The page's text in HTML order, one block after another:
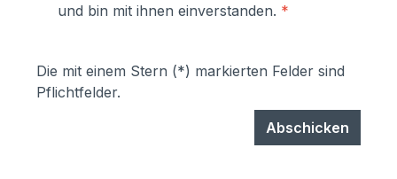
und bin mit ihnen einverstanden. *
Die mit einem Stern (*) markierten Felder sind
Pflichtfelder.
Abschicken